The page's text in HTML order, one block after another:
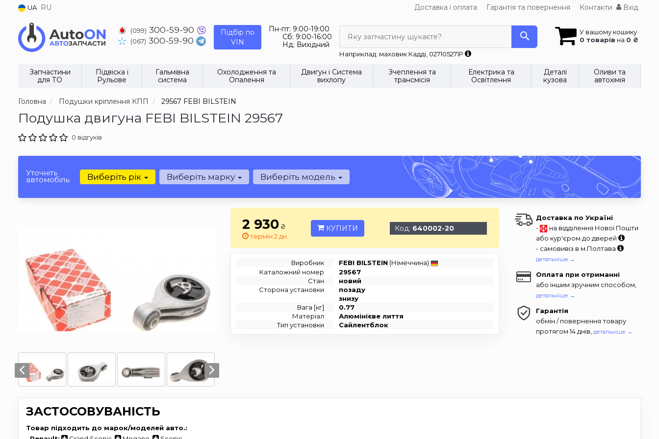
UA RU Доставка і оплата Гарантія та повернення Контакти Вхід
(099) 300-59-90
(067) 300-59-90
Підбір по
VIN
Пн-пт: 9:00-19:00
Сб: 9:00-16:00
Нд: Вихідний
У вашому кошику
0 товарів на 0 ₴
Яку запчастину шукаєте?
Наприклад: маховик Кадді, 027105271P
Запчастини
для ТО
Підвіска і
Рульове
Гальмівна
система
Охолодження та
Опалення
Двигун і Система
вихлопу
Зчеплення та
трансмісія
Електрика та
Освітлення
Деталі
кузова
Оливи та
автохімія
Головна Подушки кріплення КПП 29567 FEBI BILSTEIN
Подушка двигуна FEBI BILSTEIN 29567
0 відгуків
Уточніть
автомобіль: Виберіть рік Виберіть марку Виберіть модель
2 930 ₴
термін 2 дн.
КУПИТИ Код: 640002-20
Виробник FEBI BILSTEIN (Німеччина)
Каталожний номер
29567
Стан
новий
Сторона установки
позаду
знизу
Вага [кг]
0.77
Матеріал
Алюмінієве лиття
Тип установки
Сайлентблок
Доставка по Україні
-
на відділення Нової Пошти
або кур'єром до дверей
- самовивіз в м.Полтава
детальніше →
Оплата при отриманні
або іншим зручним способом,
детальніше →
Гарантія
обмін / повернення товару
протягом 14 днів, детальніше →
ЗАСТОСОВУВАНІСТЬ
Товар підходить до марок/моделей авто.: